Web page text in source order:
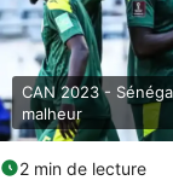
CAN 2023 -
malheur
2 min de lecture